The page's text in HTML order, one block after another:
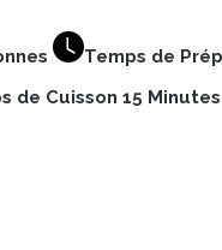
Temps de
de Cuisson 15 Minutes